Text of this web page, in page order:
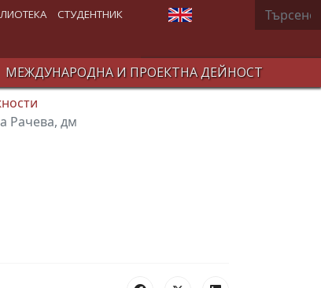
СТУДЕНТНИК Изберете език Търсене
МЕЖДУНАРОДНА И ПРОЕКТНА ДЕЙНОСТ
Рачева, дм